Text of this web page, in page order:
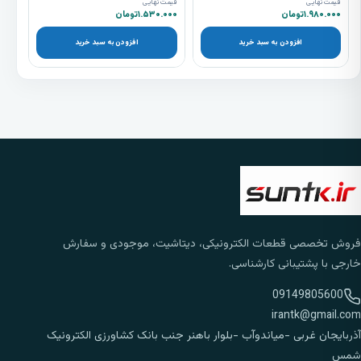
قیمت نهایی
۱.۹۸۰.۰۰۰تومان
افزودن به سبد خرید
قیمت نهایی
۱.۵۳۰.۰۰۰تومان
افزودن به سبد خرید
فروش تخصصی قطعات الکترونیکی، دیتاشیت، موجودی و سفارش
خارجی با پشتیبانی کارشناسی.
09149805600
irantk@gmail.com
آذربایجان غربی -میاندوآب -بلوار باهنر جنب بانک کشاورزی الکترونیک
شمس